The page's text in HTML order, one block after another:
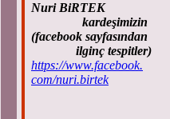
Nuri BiRTEK
kardeşimizin
(facebook sayfasından
ilginç tespitler)
https://www.facebook.
com/nuri.birtek